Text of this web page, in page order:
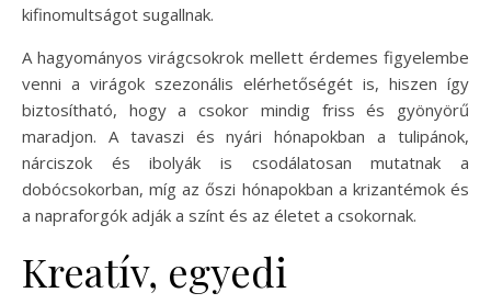
kifinomultságot sugallnak.
A hagyományos virágcsokrok mellett érdemes figyelembe
venni a virágok szezonális elérhetőségét is, hiszen így
biztosítható, hogy a csokor mindig friss és gyönyörű
maradjon. A tavaszi és nyári hónapokban a tulipánok,
nárciszok és ibolyák is csodálatosan mutatnak a
dobócsokorban, míg az őszi hónapokban a krizantémok és
a napraforgók adják a színt és az életet a csokornak.
Kreatív, egyedi